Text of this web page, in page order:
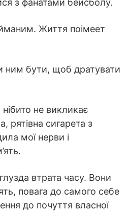
з фанатами бейсболу.
Життя поімеет
ним бути, щоб дратувати
не викликає
рятівна сигарета з
мої нерви і
втрата часу. Вони
повага до самого себе
до почуття власної